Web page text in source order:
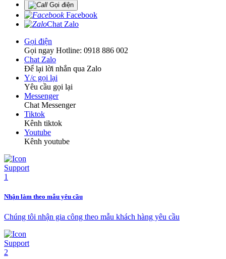
Gọi điện
Facebook
Chat Zalo
Gọi điện
Gọi ngay Hotline: 0918 886 002
Chat Zalo
Để lại lời nhắn qua Zalo
Y/c gọi lại
Yêu cầu gọi lại
Messenger
Chat Messenger
Tiktok
Kênh tiktok
Youtube
Kênh youtube
Nhận làm theo mẫu yêu cầu
Chúng tôi nhận gia công theo mẫu khách hàng yêu cầu